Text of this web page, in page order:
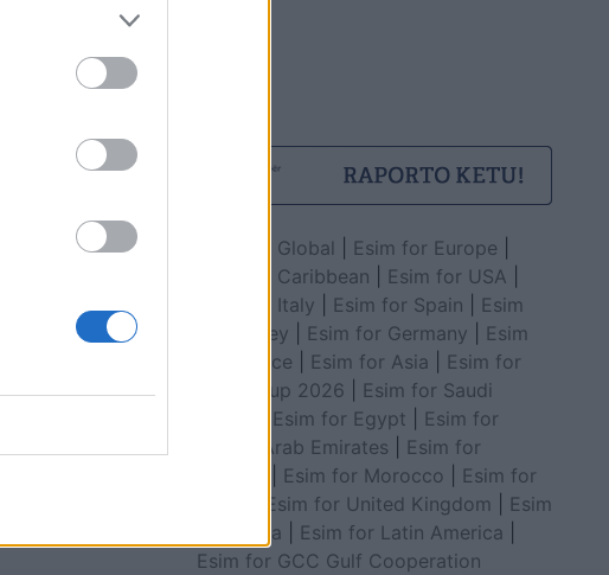
Esim for Global Esim for Europe
Esim for Caribbean
Esim for USA
Esim for Italy
Esim for Spain
Esim
for Turkey
Esim for Germany
Esim
for Greece
Esim for Asia
Esim for
World Cup 2026
Esim for Saudi
Esim for Egypt
Esim for
United Arab Emirates
Esim for
Esim for Morocco
Esim for
Esim for United Kingdom
Esim
for Africa
Esim for Latin America
Esim for GCC Gulf Cooperation